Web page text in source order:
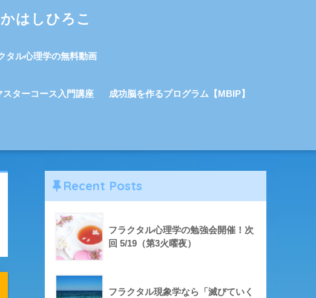
はしひろこ
タル心理学の無料動画
スターコース入門講座 成功脳を作るプログラム【MBIP】
Recent Posts
フラクタル心理学の勉強会開催！次
回 5/19（第3火曜夜）
フラクタル現象学なら「滅びていく